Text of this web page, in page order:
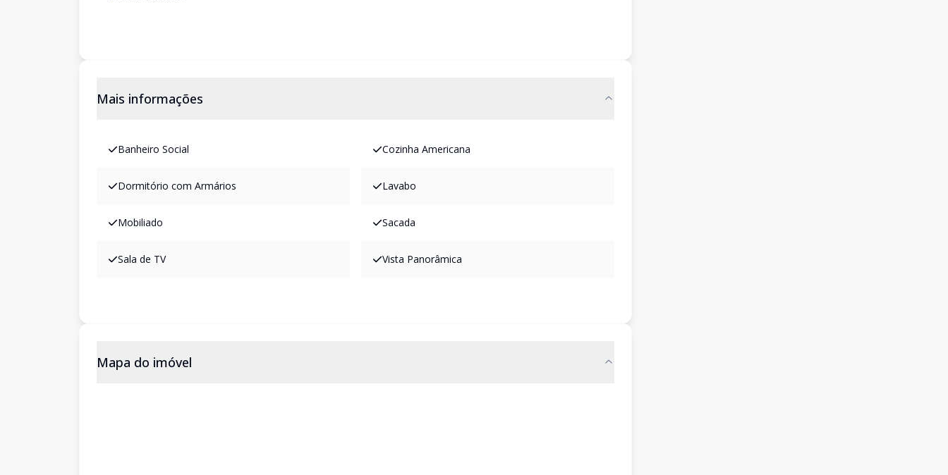
Mais informações
Banheiro Social Cozinha Americana
Dormitório com Armários Lavabo
Mobiliado Sacada
Sala de TV Vista Panorâmica
Mapa do imóvel